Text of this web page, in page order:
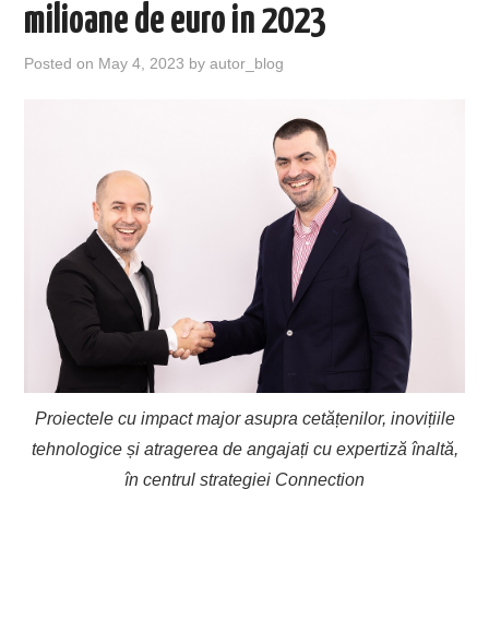
EVENIMENTE
TECH
BICICLETE
milioane de euro in 2023
Posted on May 4, 2023 byautor_blog
Proiectele cu impact major asupra cetățenilor, inovițiile
tehnologice și atragerea de angajați cu expertiză înaltă,
în centrul strategiei Connection